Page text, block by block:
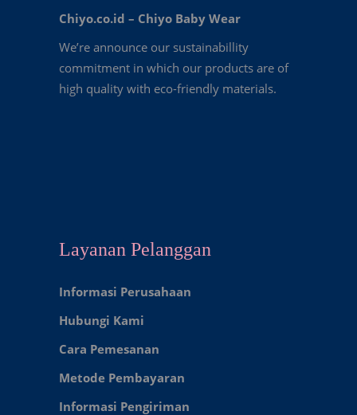
Chiyo.co.id – Chiyo Baby Wear
We’re announce our sustainabillity
commitment in which our products are of
high quality with eco-friendly materials.
Layanan Pelanggan
Informasi Perusahaan
Hubungi Kami
Cara Pemesanan
Metode Pembayaran
Informasi Pengiriman